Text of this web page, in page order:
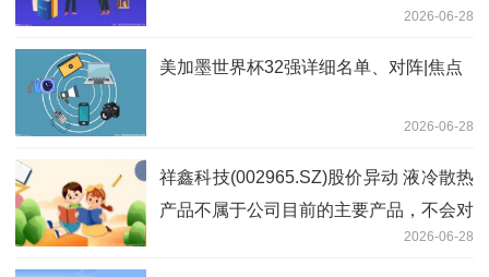
2026-06-28
美加墨世界杯32强详细名单、对阵|焦点
2026-06-28
祥鑫科技(002965.SZ)股价异动 液冷散热
产品不属于公司目前的主要产品，不会对
公司经营业绩产生重大影响 热讯2026-06-28